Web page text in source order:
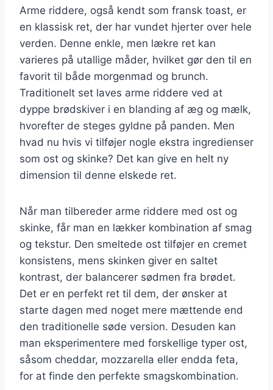
Arme riddere, også kendt som fransk toast, er
en klassisk ret, der har vundet hjerter over hele
verden. Denne enkle, men lækre ret kan
varieres på utallige måder, hvilket gør den til en
favorit til både morgenmad og brunch.
Traditionelt set laves arme riddere ved at
dyppe brødskiver i en blanding af æg og mælk,
hvorefter de steges gyldne på panden. Men
hvad nu hvis vi tilføjer nogle ekstra ingredienser
som ost og skinke? Det kan give en helt ny
dimension til denne elskede ret.
Når man tilbereder arme riddere med ost og
skinke, får man en lækker kombination af smag
og tekstur. Den smeltede ost tilføjer en cremet
konsistens, mens skinken giver en saltet
kontrast, der balancerer sødmen fra brødet.
Det er en perfekt ret til dem, der ønsker at
starte dagen med noget mere mættende end
den traditionelle søde version. Desuden kan
man eksperimentere med forskellige typer ost,
såsom cheddar, mozzarella eller endda feta,
for at finde den perfekte smagskombination.